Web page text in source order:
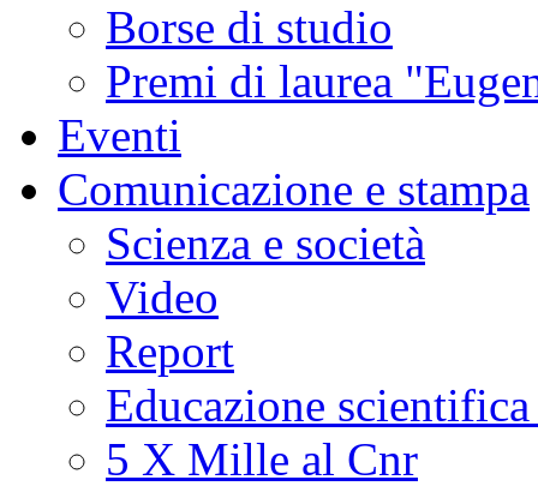
Borse di studio
Premi di laurea
Eventi
Comunicazione e stampa
Scienza e società
Video
Report
Educazione
5 X Mille al Cnr